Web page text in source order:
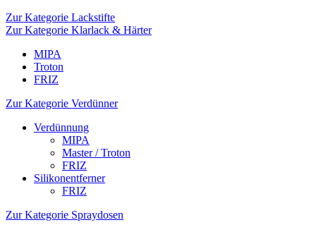
Zur Kategorie Lackstifte
Zur Kategorie Klarlack & Härter
MIPA
Troton
FRIZ
Zur Kategorie Verdünner
Verdünnung
MIPA
Master / Troton
FRIZ
Silikonentferner
FRIZ
Zur Kategorie Spraydosen